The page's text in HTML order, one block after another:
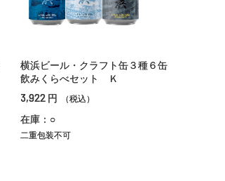
横浜ビール・クラフト缶３種６缶
飲みくらべセット Ｋ
3,922 円 （税込）
在庫：○
二重包装不可